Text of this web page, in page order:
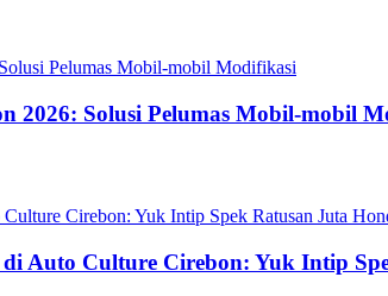
2026: Solusi Pelumas Mobil-mobil
di Auto Culture Cirebon: Yuk Intip